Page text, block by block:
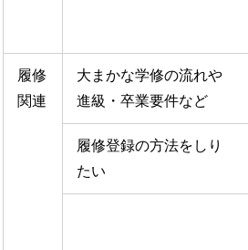
履修
関連
大まかな学修の流れや
進級・卒業要件など
履修登録の方法をしり
たい